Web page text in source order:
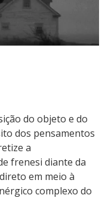
do objeto e do
dos pensamentos
a
frenesi diante da
em meio à
complexo do